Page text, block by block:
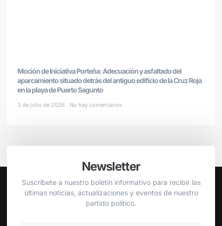
Moción de Iniciativa Porteña: Adecuación y asfaltado del
aparcamiento situado detrás del antiguo edificio de la Cruz Roja
en la playa de Puerto Sagunto
3 de julio de 2026 No hay comentarios
Newsletter
Suscríbete a nuestro boletín informativo para recibir las
últimas noticias, actualizaciones y eventos de nuestro
partido político.